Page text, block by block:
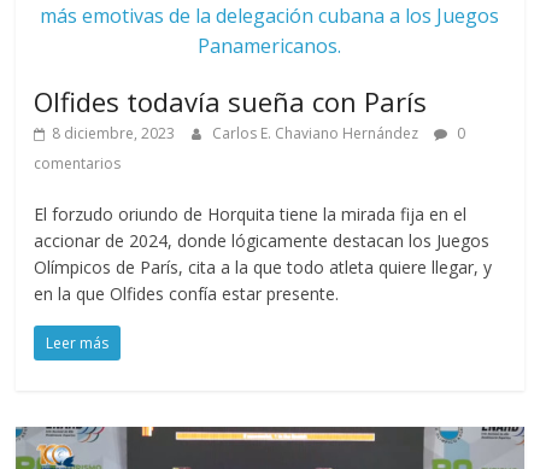
más emotivas de la delegación cubana a los Juegos
Panamericanos.
Olfides todavía sueña con París
8 diciembre, 2023 Carlos E. Chaviano Hernández
0
comentarios
El forzudo oriundo de Horquita tiene la mirada fija en el
accionar de 2024, donde lógicamente destacan los Juegos
Olímpicos de París, cita a la que todo atleta quiere llegar, y
en la que Olfides confía estar presente.
Leer más